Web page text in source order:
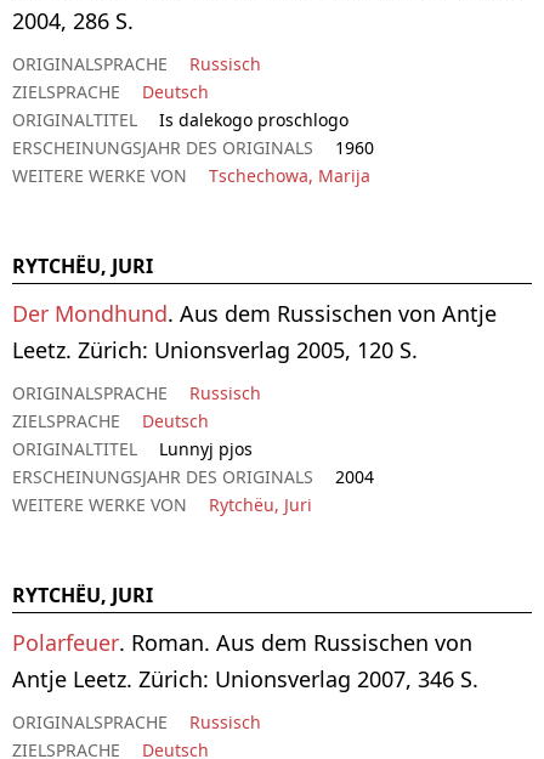
2004, 286 S.
ORIGINALSPRACHE
Russisch
ZIELSPRACHE
Deutsch
ORIGINALTITEL
Is dalekogo proschlogo
ERSCHEINUNGSJAHR DES ORIGINALS
1960
WEITERE WERKE VON
Tschechowa, Marija
RYTCHËU, JURI
Der Mondhund. Aus dem Russischen von Antje
Leetz. Zürich: Unionsverlag 2005, 120 S.
ORIGINALSPRACHE
Russisch
ZIELSPRACHE
Deutsch
ORIGINALTITEL
Lunnyj pjos
ERSCHEINUNGSJAHR DES ORIGINALS
2004
WEITERE WERKE VON
Rytchëu, Juri
RYTCHËU, JURI
Polarfeuer. Roman. Aus dem Russischen von
Antje Leetz. Zürich: Unionsverlag 2007, 346 S.
ORIGINALSPRACHE
Russisch
ZIELSPRACHE
Deutsch